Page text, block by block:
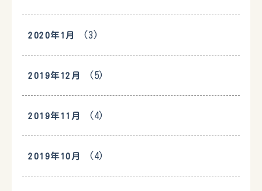
2020年1月 (3)
2019年12月 (5)
2019年11月 (4)
2019年10月 (4)